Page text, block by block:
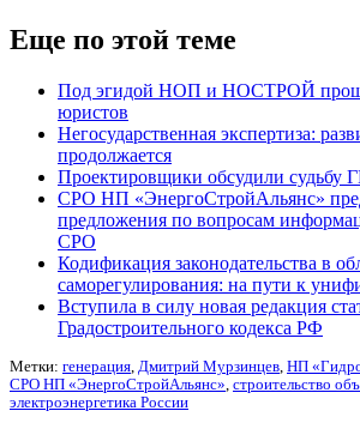
Еще по этой теме
Под эгидой НОП и НОСТРОЙ
юристов
Негосударственная экспертиза:
продолжается
Проектировщики обсудили судьбу
СРО НП «ЭнергоСтройАльянс»
предложения по вопросам
СРО
Кодификация законодательства в
саморегулирования: на пути к
Вступила в силу новая редакция
Градостроительного кодекса РФ
Метки: генерация Дмитрий Мурзинцев НП
СРО НП «ЭнергоСтройАльянс» строительство
электроэнергетика России